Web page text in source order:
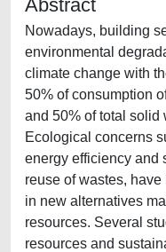
Abstract
Nowadays, building
environmental
climate change with
50% of consumption
and 50% of total solid
Ecological concerns
energy efficiency and
reuse of wastes,
in new alternatives
resources. Several
resources and